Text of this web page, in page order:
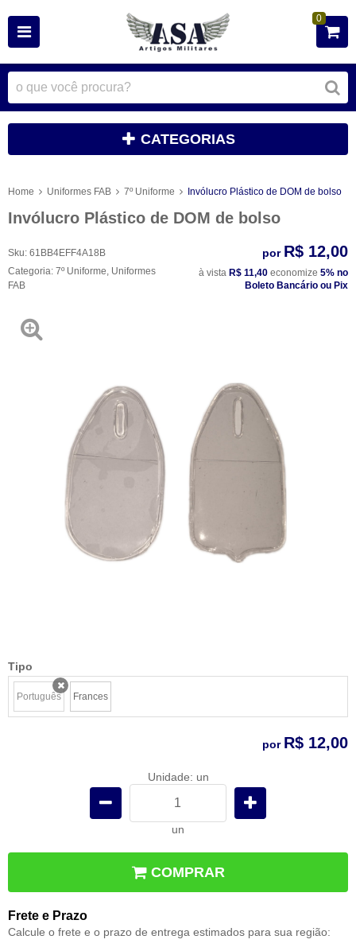
0
CATEGORIAS
Home Uniformes FAB 7º Uniforme Invólucro Plástico de DOM de bolso
Invólucro Plástico de DOM de bolso
Sku: 61BB4EFF4A18B
Categoria: 7º Uniforme Uniformes
FAB
por R$ 12,00
à vista R$ 11,40 economize 5% no
Boleto Bancário ou Pix
Tipo
Português
x Frances
por R$ 12,00
Unidade: un
un
COMPRAR
Frete e Prazo
Calcule o frete e o prazo de entrega estimados para sua região: